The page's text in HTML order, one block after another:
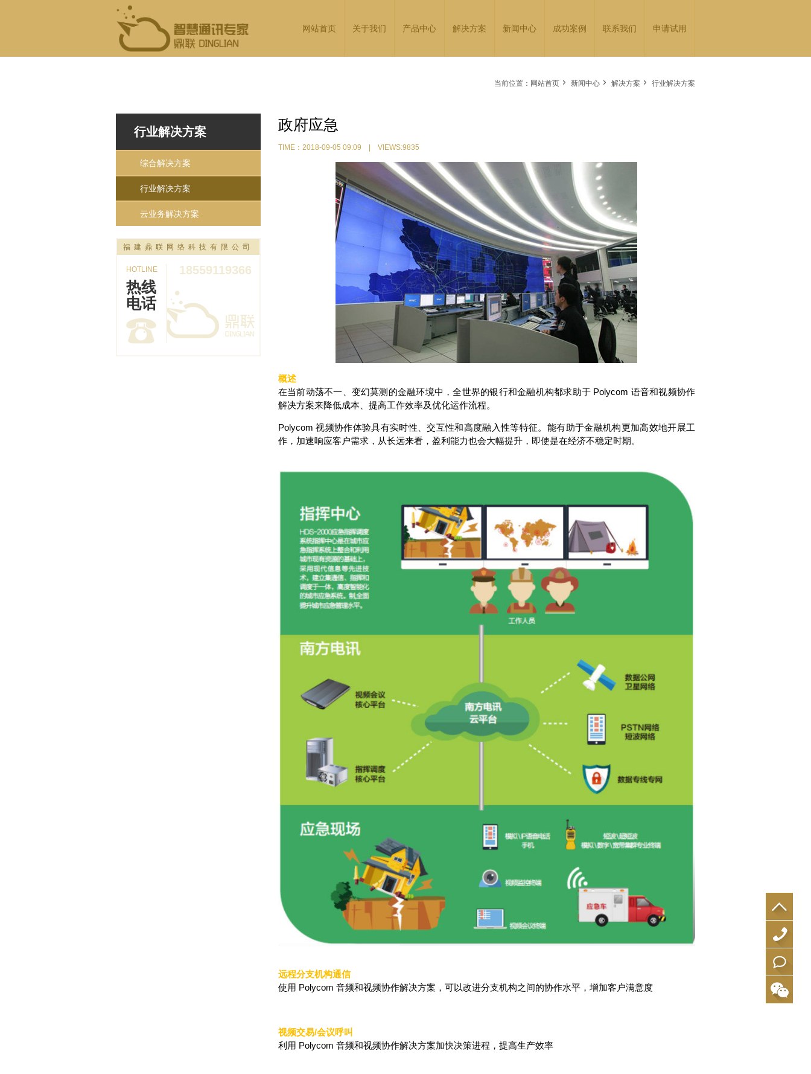
网站首页 关于我们 产品中心 解决方案 新闻中心 成功案例 联系我们 申请试用
当前位置： 网站首页  新闻中心  解决方案  行业解决方案
行业解决方案
综合解决方案
行业解决方案
云业务解决方案
福建鼎联网络科技有限公司
HOTLINE
热线
电话
18559119366
政府应急
TIME：2018-09-05 09:09 | VIEWS:9835
概述
在当前动荡不一、变幻莫测的金融环境中，全世界的银行和金融机构都求助于 Polycom 语音和视频协作
解决方案来降低成本、提高工作效率及优化运作流程。
Polycom 视频协作体验具有实时性、交互性和高度融入性等特征。能有助于金融机构更加高效地开展工
作，加速响应客户需求，从长远来看，盈利能力也会大幅提升，即使是在经济不稳定时期。
远程分支机构通信
使用 Polycom 音频和视频协作解决方案，可以改进分支机构之间的协作水平，增加客户满意度
视频交易/会议呼叫
利用 Polycom 音频和视频协作解决方案加快决策进程，提高生产效率
在
线